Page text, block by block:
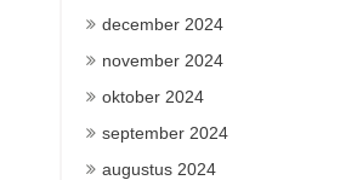
december 2024
november 2024
oktober 2024
september 2024
augustus 2024